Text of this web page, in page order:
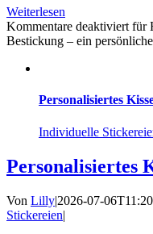
Weiterlesen
Kommentare deaktiviert für
Bestickung – ein
Personalisiertes
Individuelle
Personalisiertes
Von Lilly|2026-07-
Stickereien|